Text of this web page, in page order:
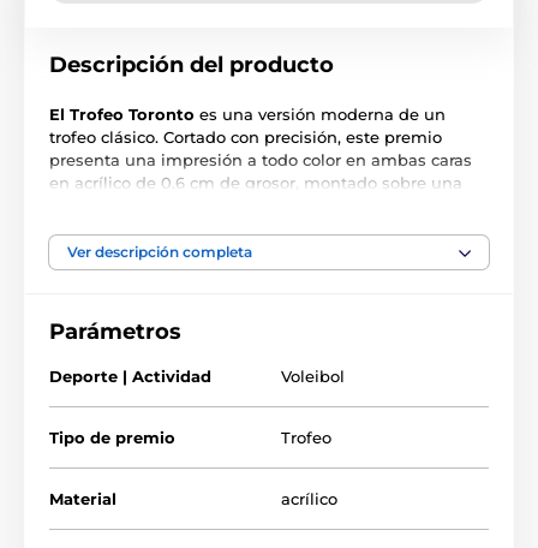
Descripción del producto
El Trofeo Toronto es una versión moderna de un
trofeo clásico. Cortado con precisión, este premio
presenta una impresión a todo color en ambas caras
en acrílico de 0.6 cm de grosor, montado sobre una
El premio también incluye una placa adhesiva
grabada de forma gratuita con el texto de su elección.
Ver descripción completa
Parámetros
Deporte | Actividad Voleibol
Tipo de premio Trofeo
Material acrílico